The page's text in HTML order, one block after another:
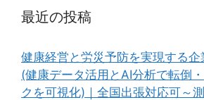
最近の投稿
健康経営と労災予防を実現する企
(健康データ活用とAI分析で転倒
クを可視化)｜全国出張対応可～